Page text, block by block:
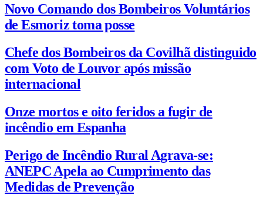
Novo Comando dos Bombeiros Voluntários
de Esmoriz toma posse
Chefe dos Bombeiros da Covilhã distinguido
com Voto de Louvor após missão
internacional
Onze mortos e oito feridos a fugir de
incêndio em Espanha
Perigo de Incêndio Rural Agrava-se:
ANEPC Apela ao Cumprimento das
Medidas de Prevenção